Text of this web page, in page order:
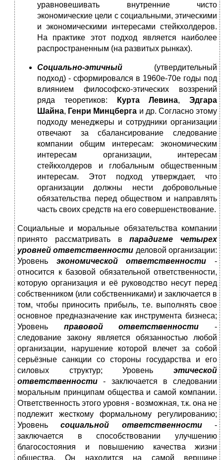
уравновешивать внутренние чисто
экономические цели с социальными, этическими
и экономическими интересами стейкхолдеров.
На практике этот подход является наиболее
распространенным (на развитых рынках).
Социально-этичный (утвердительный
подход) - сформировался в 1960е-70е годы под
влиянием философско-этических воззрений
ряда теоретиков:
Курта Левина, Эдгара
Шайна, Генри Минцберга и др. Согласно этому
подходу менеджеры и сотрудники организации
отвечают за сбалансирование следование
компании общим интересам: экономическим
интересам организации, интересам
стейкхолдеров и глобальным общественным
интересам. Этот подход утверждает, что
организации должны нести добровольные
обязательства перед обществом и направлять
часть своих средств на его совершенствование.
Социальные и моральные обязательства компании
принято рассматривать впарадигме четырех
уровней ответственности деловой организации:
Уровень экономической ответственности -
относится к базовой обязательной ответственности,
которую организация и её руководство несут перед
собственником (или собственниками) и заключается в
том, чтобы приносить прибыль, т.е. выполнять свое
основное предназначение как инструмента бизнеса;
Уровень правовой ответственности -
следование закону является обязанностью любой
организации, нарушение которой влечет за собой
серьёзные санкции со стороны государства и его
силовых структур; Уровень этической
ответственности - заключается в следовании
моральным принципам общества и самой компании.
Ответственность этого уровня - возможная, т.к. она не
подлежит жесткому формальному регулированию;
Уровеньсоциальной ответственности-
заключается в способствовании улучшению
благосостояния и повышению качества жизни
общества. Он находится на самой вершине